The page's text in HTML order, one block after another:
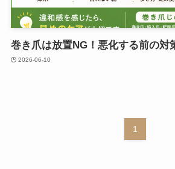
巻き爪は放置NG！悪化する前の対
2026-06-10
1